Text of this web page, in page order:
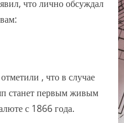
что лично обсуждал
, что в случае
станет первым живым
с 1866 года.